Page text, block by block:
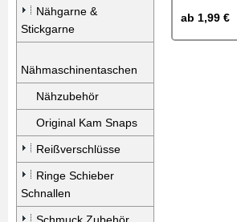
Nähgarne &
Stickgarne
Nähmaschinentaschen
Nähzubehör
Original Kam Snaps
Reißverschlüsse
Ringe Schieber
Schnallen
ab 1,99 €